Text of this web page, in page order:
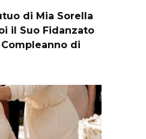
di Mia Sorella
il Suo Fidanzato
di